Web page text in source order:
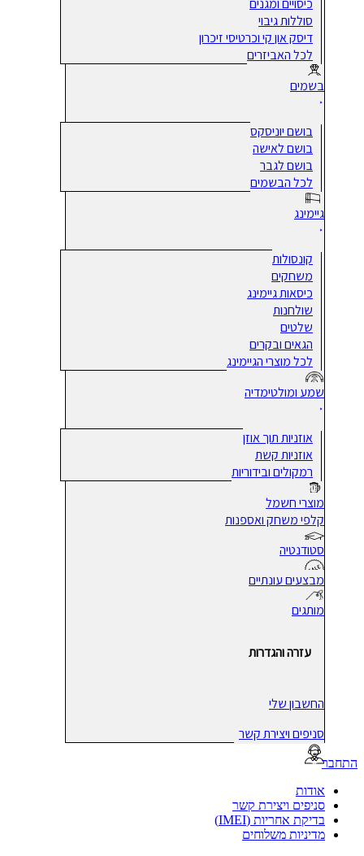
כיסויים ומגנים
סוללות גיבוי
דיסק און קי וכרטיסי זיכרון
לכל האביזרים
בשמים
בושם יוניסקס
בושם לאישה
בושם לגבר
לכל הבשמים
גיימינג
קונסולות
משחקים
כיסאות גיימינג
שולחנות
שלטים
הגאים ובקרים
לכל מוצרי הגיימינג
שמע ומולטימדיה
אוזניות תוך אוזן
אוזניות קשת
רמקולים ובידוריות
מוצרי חשמל
קלפי משחק ואספנות
סטודנטיה
מבצעים עונתיים
מותגים
עזרה והגדרות
החשבון שלי
סניפים ויצירת קשר
אודות
סניפים ויצירת קשר
בדיקת אחריות (IMEI)
מדיניות משלוחים